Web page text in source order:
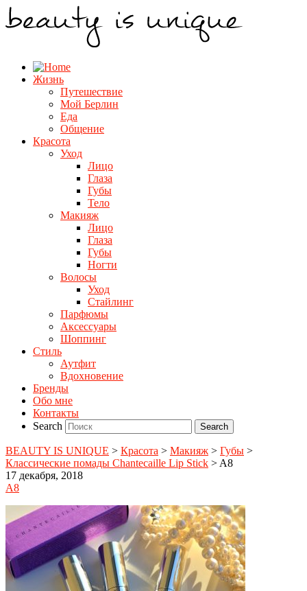
Жизнь
Путешествие
Мой Берлин
Еда
Общение
Красота
Уход
Лицо
Глаза
Губы
Тело
Макияж
Лицо
Глаза
Губы
Ногти
Волосы
Уход
Стайлинг
Парфюмы
Аксессуары
Шоппинг
Стиль
Аутфит
Вдохновение
Бренды
Обо мне
Контакты
Search
BEAUTY IS UNIQUE > Красота > Макияж > Губы >
Классические помады Chantecaille Lip Stick > A8
17 декабря, 2018
A8